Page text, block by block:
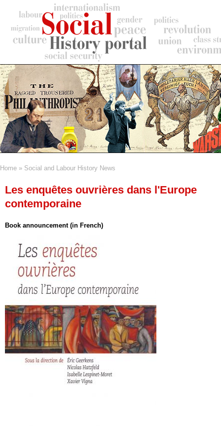
content
Home Social and Labour History News
Les enquêtes ouvrières dans l'Europe
contemporaine
Book announcement (in French)